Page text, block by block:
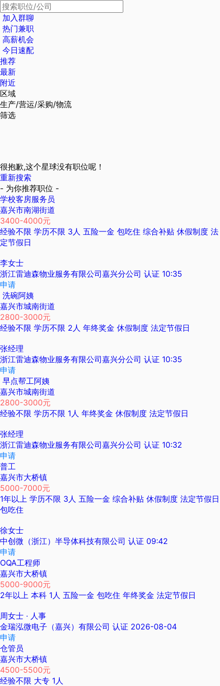
加入群聊
热门兼职
高薪机会
今日速配
推荐
最新
附近
区域
生产/营运/采购/物流
筛选
很抱歉,这个星球没有职位呢！
重新搜索
- 为你推荐职位 -
学校客房服务员
嘉兴市南湖街道
3400-4000元
经验不限 学历不限 3人 五险一金 包吃住 综合补贴 休假制度 法
定节假日
李女士
浙江雷迪森物业服务有限公司嘉兴分公司 认证 10:35
申请
洗碗阿姨
嘉兴市城南街道
2800-3000元
经验不限 学历不限 2人 年终奖金 休假制度 法定节假日
张经理
浙江雷迪森物业服务有限公司嘉兴分公司 认证 10:35
申请
早点帮工阿姨
嘉兴市城南街道
2800-3000元
经验不限 学历不限 1人 年终奖金 休假制度 法定节假日
张经理
浙江雷迪森物业服务有限公司嘉兴分公司 认证 10:32
申请
普工
嘉兴市大桥镇
5000-7000元
1年以上 学历不限 3人 五险一金 综合补贴 休假制度 法定节假日
包吃住
徐女士
中创微（浙江）半导体科技有限公司 认证 09:42
申请
OQA工程师
嘉兴市大桥镇
5000-9000元
2年以上 本科 1人 五险一金 包吃住 年终奖金 法定节假日
周女士 · 人事
金瑞泓微电子（嘉兴）有限公司 认证 2026-08-04
申请
仓管员
嘉兴市大桥镇
4500-5500元
经验不限 大专 1人